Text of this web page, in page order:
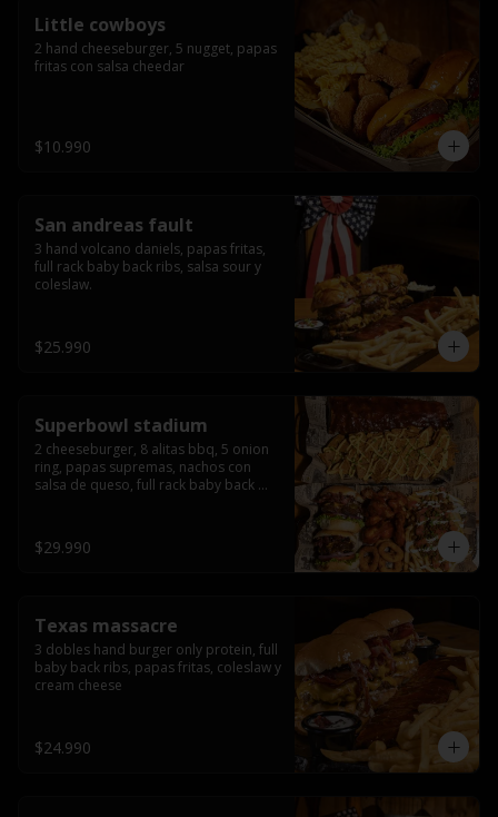
Little cowboys
2 hand cheeseburger, 5 nugget, papas
fritas con salsa cheedar
$10.990
San andreas fault
3 hand volcano daniels, papas fritas,
full rack baby back ribs, salsa sour y
coleslaw.
$25.990
Superbowl stadium
2 cheeseburger, 8 alitas bbq, 5 onion
ring, papas supremas, nachos con
salsa de queso, full rack baby back
$29.990
Texas massacre
3 dobles hand burger only protein, full
baby back ribs, papas fritas, coleslaw y
cream cheese
$24.990